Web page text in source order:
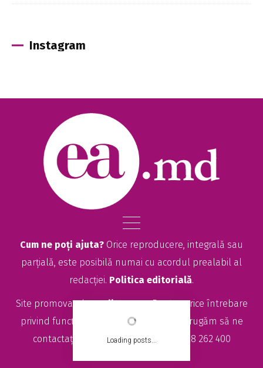
Loading posts...
Instagram
Cum ne poți ajuta? Orice reproducere, integrală sau
parțială, este posibilă numai cu acordul prealabil al
redacției. Politica editorială.
Site promovat deseolitte.com. Pentru orice întrebare
privind funcționarea site-ului EA.md, vă rugăm să ne
contactați la
sales@ea.mdsau +373 78 262 400